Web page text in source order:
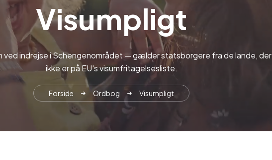
Visumpligt
ved indrejse i Schengenområdet — gælder statsborgere fra de lande, der
ikke er på EU's visumfritagelsesliste.
Forside Ordbog Visumpligt